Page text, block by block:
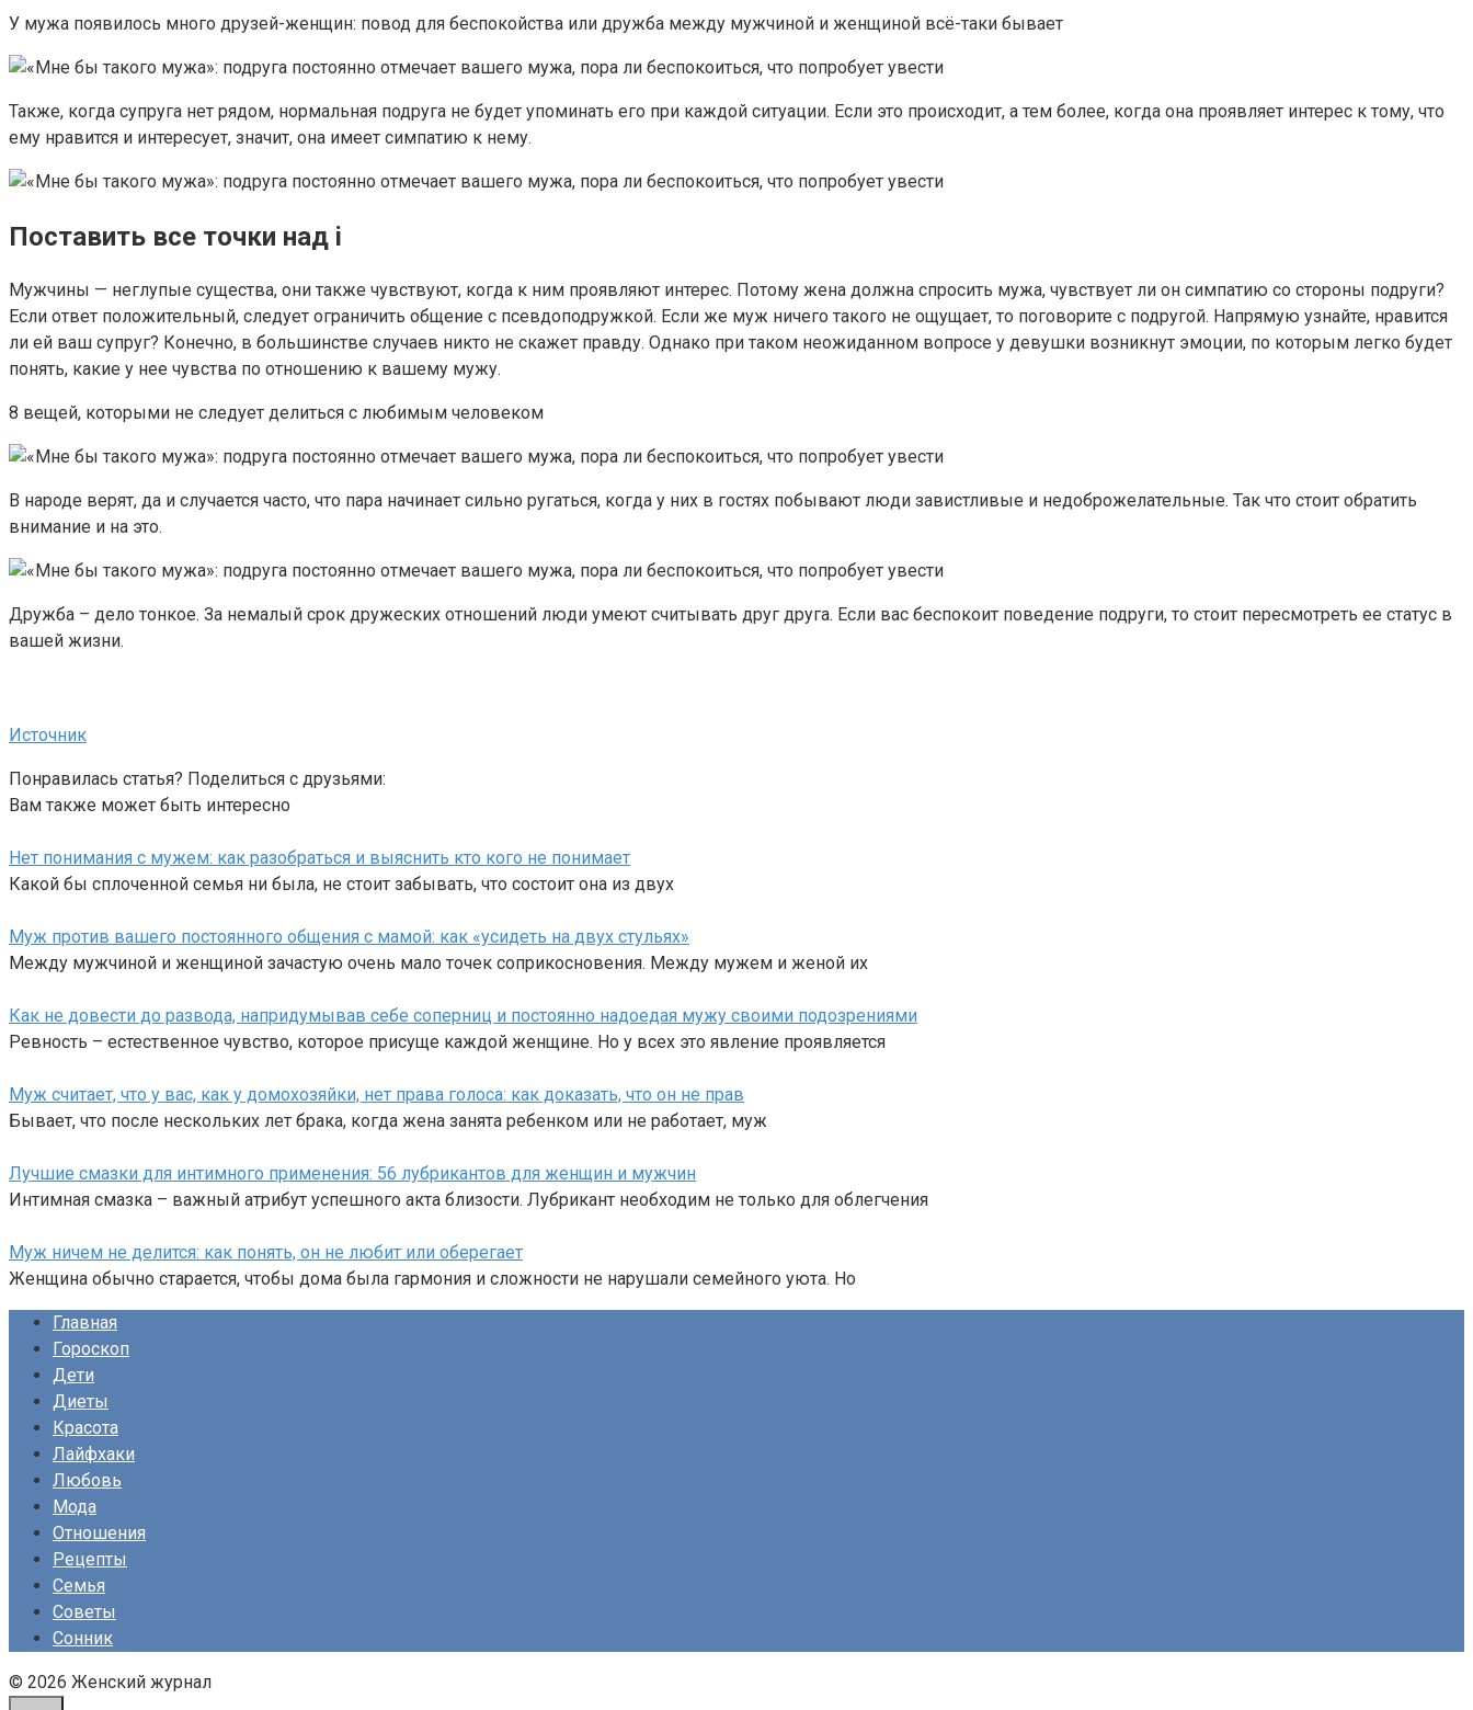
У мужа появилось много друзей-женщин: повод для беспокойства или дружба между мужчиной и женщиной всё-таки бывает
Также, когда супруга нет рядом, нормальная подруга не будет упоминать его при каждой ситуации. Если это происходит, а тем более, когда она проявляет интерес к тому, что
ему нравится и интересует, значит, она имеет симпатию к нему.
Поставить все точки над i
Мужчины — неглупые существа, они также чувствуют, когда к ним проявляют интерес. Потому жена должна спросить мужа, чувствует ли он симпатию со стороны подруги?
Если ответ положительный, следует ограничить общение с псевдоподружкой. Если же муж ничего такого не ощущает, то поговорите с подругой. Напрямую узнайте, нравится
ли ей ваш супруг? Конечно, в большинстве случаев никто не скажет правду. Однако при таком неожиданном вопросе у девушки возникнут эмоции, по которым легко будет
понять, какие у нее чувства по отношению к вашему мужу.
8 вещей, которыми не следует делиться с любимым человеком
В народе верят, да и случается часто, что пара начинает сильно ругаться, когда у них в гостях побывают люди завистливые и недоброжелательные. Так что стоит обратить
внимание и на это.
Дружба – дело тонкое. За немалый срок дружеских отношений люди умеют считывать друг друга. Если вас беспокоит поведение подруги, то стоит пересмотреть ее статус в
вашей жизни.
Источник
Понравилась статья? Поделиться с друзьями:
Вам также может быть интересно
Нет понимания с мужем: как разобраться и выяснить кто кого не понимает
Какой бы сплоченной семья ни была, не стоит забывать, что состоит она из двух
Муж против вашего постоянного общения с мамой: как «усидеть на двух стульях»
Между мужчиной и женщиной зачастую очень мало точек соприкосновения. Между мужем и женой их
Как не довести до развода, напридумывав себе соперниц и постоянно надоедая мужу своими подозрениями
Ревность – естественное чувство, которое присуще каждой женщине. Но у всех это явление проявляется
Муж считает, что у вас, как у домохозяйки, нет права голоса: как доказать, что он не прав
Бывает, что после нескольких лет брака, когда жена занята ребенком или не работает, муж
Лучшие смазки для интимного применения: 56 лубрикантов для женщин и мужчин
Интимная смазка – важный атрибут успешного акта близости. Лубрикант необходим не только для облегчения
Муж ничем не делится: как понять, он не любит или оберегает
Женщина обычно старается, чтобы дома была гармония и сложности не нарушали семейного уюта. Но
Главная
Гороскоп
Дети
Диеты
Красота
Лайфхаки
Любовь
Мода
Отношения
Рецепты
Семья
Советы
Сонник
© 2026 Женский журнал